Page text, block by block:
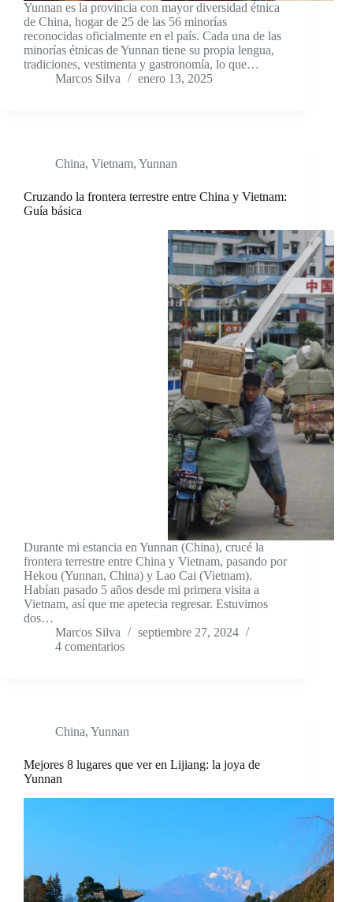
Yunnan es la provincia con mayor diversidad étnica
de China, hogar de 25 de las 56 minorías
reconocidas oficialmente en el país. Cada una de las
minorías étnicas de Yunnan tiene su propia lengua,
tradiciones, vestimenta y gastronomía, lo que…
Marcos Silva
enero 13, 2025
China, Vietnam, Yunnan
Cruzando la frontera terrestre entre China y Vietnam:
Guía básica
Durante mi estancia en Yunnan (China), crucé la
frontera terrestre entre China y Vietnam, pasando por
Hekou (Yunnan, China) y Lao Cai (Vietnam).
Habían pasado 5 años desde mi primera visita a
Vietnam, así que me apetecia regresar. Estuvimos
dos…
Marcos Silva
septiembre 27, 2024
4 comentarios
China, Yunnan
Mejores 8 lugares que ver en Lijiang: la joya de
Yunnan